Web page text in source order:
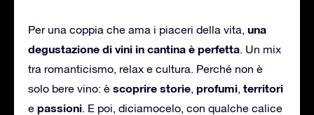
Per una coppia che ama i piaceri della vita, una
degustazione di vini in cantina è perfetta. Un mix
tra romanticismo, relax e cultura. Perché non è
solo bere vino: è scoprire storie, profumi, territori
e passioni. E poi, diciamocelo, con qualche calice